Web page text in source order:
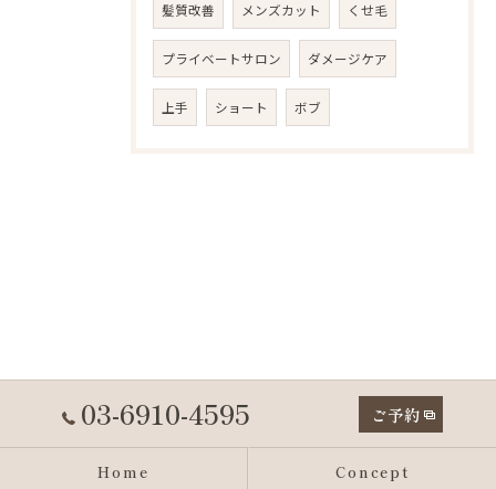
髪質改善 メンズカット くせ毛
プライベートサロン ダメージケア
上手 ショート ボブ
03-6910-4595 ご予約
Home Concept